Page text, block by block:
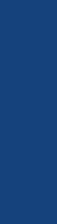
epoxy
en
voor
keuze
is
te
een